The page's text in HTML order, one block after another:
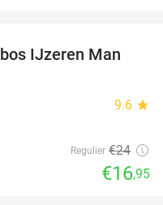
29%
IJzeren Man
9.6 star
Regulier €24
€16,95